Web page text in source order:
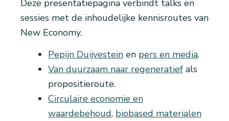
Deze presentatiepagina verbindt talks en
sessies met de inhoudelijke kennisroutes van
New Economy.
Pepijn Duijvestein en pers en media.
Van duurzaam naar regeneratief als
propositieroute.
Circulaire economie en
waardebehoud, biobased materialen